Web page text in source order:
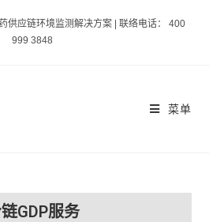
供应链环境监测解决方案 | 联络电话： 400
999 3848
菜单
GDP服务